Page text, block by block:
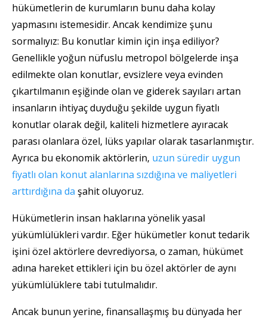
hükümetlerin de kurumların bunu daha kolay
yapmasını istemesidir. Ancak kendimize şunu
sormalıyız: Bu konutlar kimin için inşa ediliyor?
Genellikle yoğun nüfuslu metropol bölgelerde inşa
edilmekte olan konutlar, evsizlere veya evinden
çıkartılmanın eşiğinde olan ve giderek sayıları artan
insanların ihtiyaç duyduğu şekilde uygun fiyatlı
konutlar olarak değil, kaliteli hizmetlere ayıracak
parası olanlara özel, lüks yapılar olarak tasarlanmıştır.
Ayrıca bu ekonomik aktörlerin, uzun süredir uygun
fiyatlı olan konut alanlarına sızdığına ve maliyetleri
arttırdığına da şahit oluyoruz.
Hükümetlerin insan haklarına yönelik yasal
yükümlülükleri vardır. Eğer hükümetler konut tedarik
işini özel aktörlere devrediyorsa, o zaman, hükümet
adına hareket ettikleri için bu özel aktörler de aynı
yükümlülüklere tabi tutulmalıdır.
Ancak bunun yerine, finansallaşmış bu dünyada her